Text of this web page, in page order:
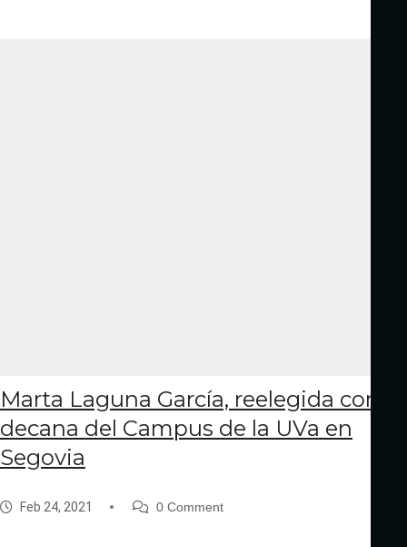
Marta Laguna García, reelegida como
decana del Campus de la UVa en
Segovia
Feb 24, 2021 0 Comment